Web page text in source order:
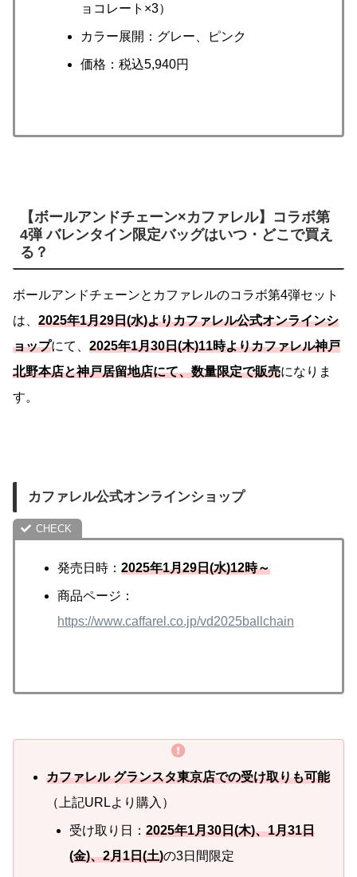
ョコレート×3）
カラー展開：グレー、ピンク
価格：税込5,940円
【ボールアンドチェーン×カファレル】コラボ第
4弾 バレンタイン限定バッグはいつ・どこで買え
る？
ボールアンドチェーンとカファレルのコラボ第4弾セット
は、 2025年1月29日(水)よりカファレル公式オンラインシ
ョップにて、 2025年1月30日(木)11時よりカファレル神戸
北野本店と神戸居留地店にて、数量限定で販売になりま
す。
カファレル公式オンラインショップ
発売日時：2025年1月29日(水)12時～
商品ページ：
https://www.caffarel.co.jp/vd2025ballchain
カファレル グランスタ東京店での受け取りも可能
（上記URLより購入）
受け取り日：2025年1月30日(木)、1月31日
(金)、2月1日(土)の3日間限定